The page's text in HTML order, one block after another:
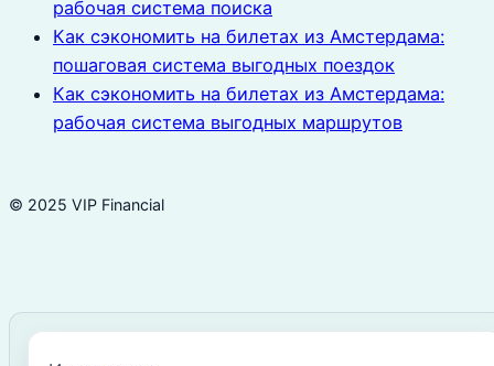
рабочая система поиска
Как сэкономить на билетах из Амстердама:
пошаговая система выгодных поездок
Как сэкономить на билетах из Амстердама:
рабочая система выгодных маршрутов
© 2025 VIP Financial